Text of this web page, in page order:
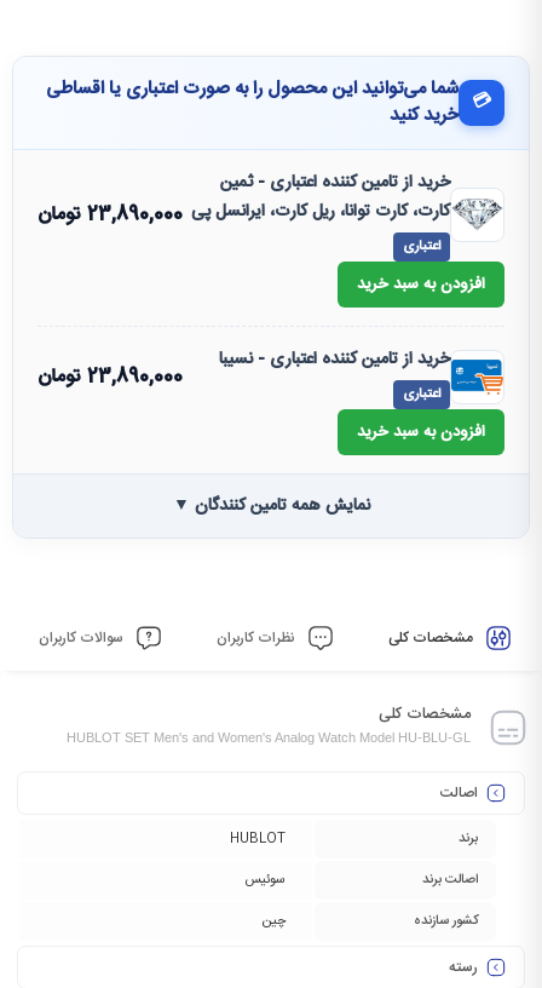
💳 شما می‌توانید این محصول را به صورت اعتباری یا اقساطی
خرید کنید
خرید از تامین کننده اعتباری - ثمین
کارت، کارت توانا، ریل کارت، ایرانسل پی
اعتباری
23,890,000تومان
افزودن به سبد خرید
خرید از تامین کننده اعتباری - نسیبا
اعتباری
23,890,000تومان
افزودن به سبد خرید
نمایش همه تامین کنندگان ▼
مشخصات کلی نظرات کاربران سوالات کاربران
مشخصات کلی
HUBLOT SET Men's and Women's Analog Watch Model HU-BLU-GL
اصالت
برند
HUBLOT
اصالت برند
سوئیس
کشور سازنده
چین
رسته